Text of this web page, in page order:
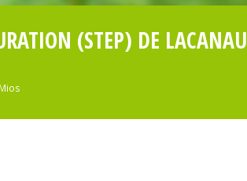
(STEP) DE LACANAU